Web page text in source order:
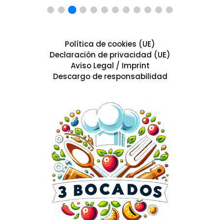
Política de cookies (UE)
Declaración de privacidad (UE)
Aviso Legal / Imprint
Descargo de responsabilidad